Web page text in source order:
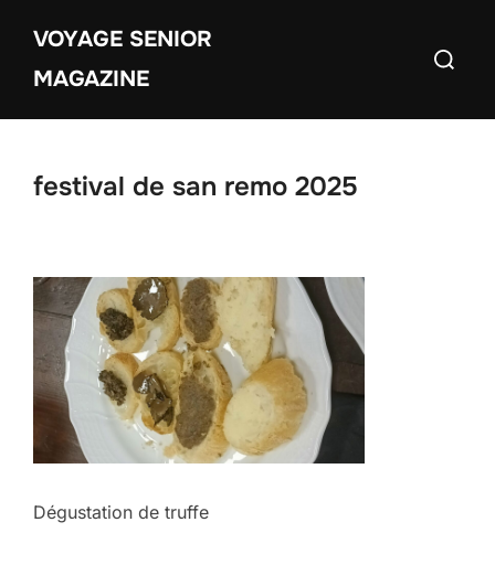
contenu
VOYAGE SENIOR
MAGAZINE
festival de san remo 2025
Dégustation de truffe